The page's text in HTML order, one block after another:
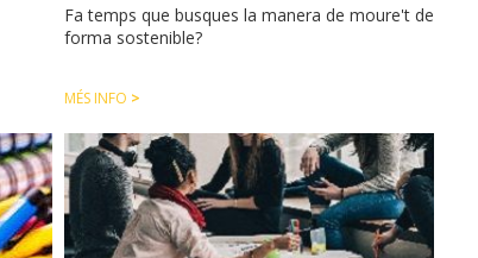
Fa temps que busques la manera de moure't de
forma sostenible?
MÉS INFO >